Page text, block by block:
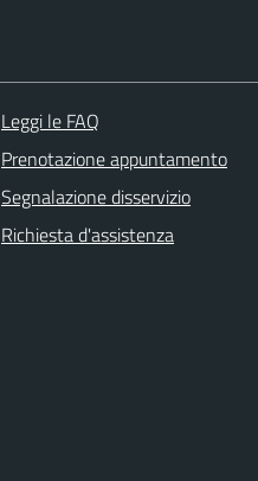
Leggi le FAQ
Prenotazione appuntamento
Segnalazione disservizio
Richiesta d'assistenza